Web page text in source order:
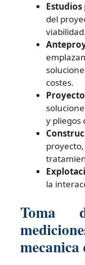
del
costes.
y pliegos
la
Toma
mecanica